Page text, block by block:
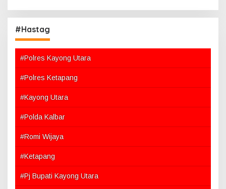
#Hastag
#Polres Kayong Utara
#Polres Ketapang
#Kayong Utara
#Polda Kalbar
#Romi Wijaya
#Ketapang
#Pj Bupati Kayong Utara